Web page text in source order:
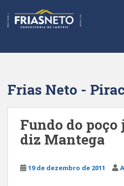
t
Frias Neto -
Fundo do poço
diz Mantega
19 de dezembro de 2011